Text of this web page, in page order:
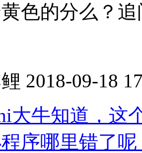
色的分么？追
2018-09-18
大牛知道，这
序哪里错了呢